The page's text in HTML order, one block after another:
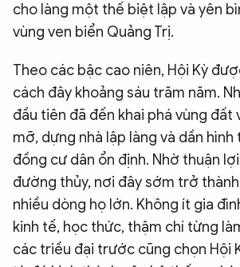
cho làng một thế biệt lập và yên
vùng ven biển Quảng Trị.
Theo các bậc cao niên, Hội Kỳ
cách đây khoảng sáu trăm năm.
đầu tiên đã đến khai phá vùng đất
mỡ, dựng nhà lập làng và dần
đồng cư dân ổn định. Nhờ thuận
đường thủy, nơi đây sớm trở
nhiều dòng họ lớn. Không ít gia
kinh tế, học thức, thậm chí từng
các triều đại trước cũng chọn Hội